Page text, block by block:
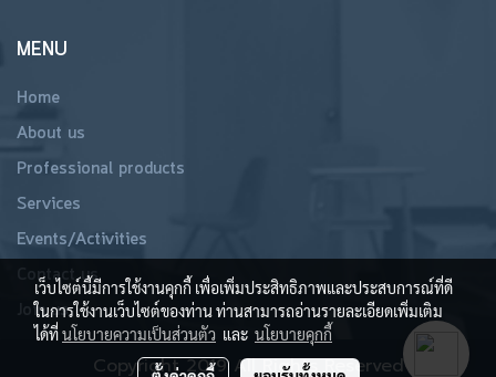
MENU
Home
About us
Professional products
Services
Events/Activities
Contact us
Join us
Copyright 2019 All Rights Reserved
เว็บไซต์นี้มีการใช้งานคุกกี้ เพื่อเพิ่มประสิทธิภาพและประสบการณ์ที่ดี
ในการใช้งานเว็บไซต์ของท่าน ท่านสามารถอ่านรายละเอียดเพิ่มเติม
ได้ที่นโยบายความเป็นส่วนตัว และ นโยบายคุกกี้